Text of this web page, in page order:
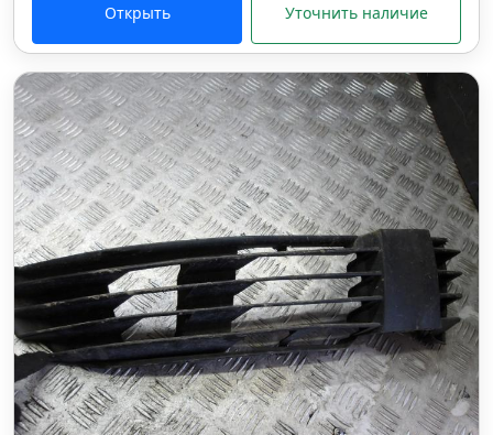
Открыть Уточнить наличие